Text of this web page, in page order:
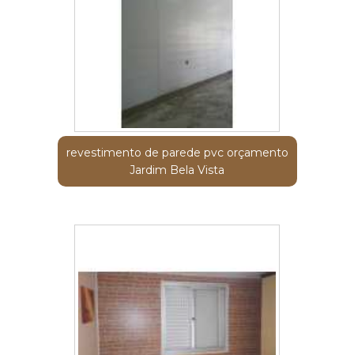
revestimento de parede pvc orçamento
Jardim Bela Vista